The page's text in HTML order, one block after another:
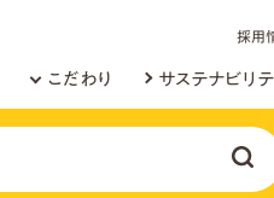
こだわり サステナビリテ
採用